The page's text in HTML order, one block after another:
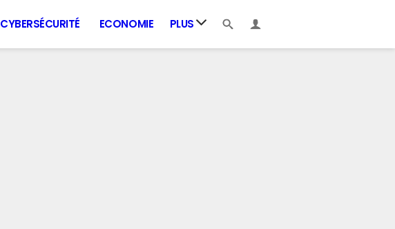
CYBERSÉCURITÉ ECONOMIE PLUS